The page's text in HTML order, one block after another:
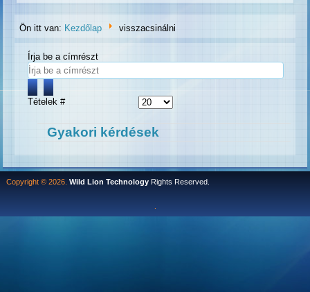
Ön itt van: Kezdőlap visszacsinálni
Írja be a címrészt
Tételek #
Gyakori kérdések
Copyright © 2026. Wild Lion TechnologyRights Reserved.
.